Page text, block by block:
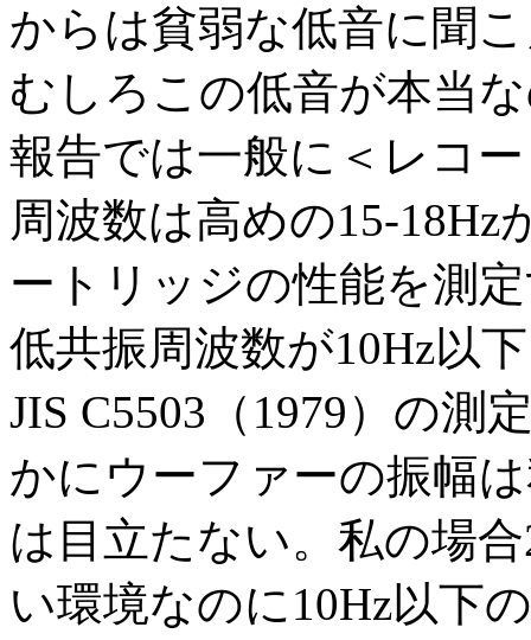
からは貧弱な低音に聞
むしろこの低音が本当
報告では一般に＜レコ
周波数は高めの15-
ートリッジの性能を測
低共振周波数が10Hz以
JIS C5503（1979）の測
かにウーファーの振幅
は目立たない。私の場
い環境なのに10Hz以下